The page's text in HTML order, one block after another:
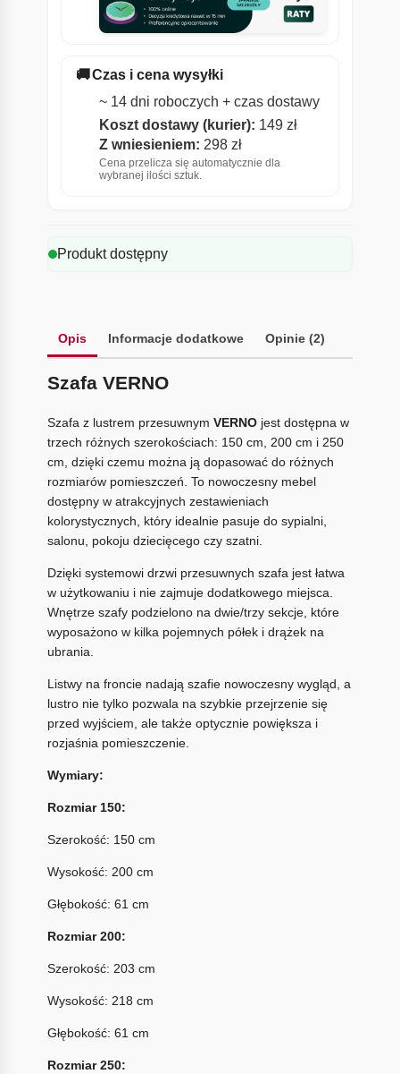
🚚Czas i cena wysyłki
~ 14 dni roboczych + czas dostawy
Koszt dostawy (kurier): 149 zł
Z wniesieniem: 298 zł
Cena przelicza się automatycznie dla
wybranej ilości sztuk.
Produkt dostępny
Opis Informacje dodatkowe Opinie (2)
Szafa VERNO
Szafa z lustrem przesuwnym VERNOjest dostępna w
trzech różnych szerokościach: 150 cm, 200 cm i 250
cm, dzięki czemu można ją dopasować do różnych
rozmiarów pomieszczeń. To nowoczesny mebel
dostępny w atrakcyjnych zestawieniach
kolorystycznych, który idealnie pasuje do sypialni,
salonu, pokoju dziecięcego czy szatni.
Dzięki systemowi drzwi przesuwnych szafa jest łatwa
w użytkowaniu i nie zajmuje dodatkowego miejsca.
Wnętrze szafy podzielono na dwie/trzy sekcje, które
wyposażono w kilka pojemnych półek i drążek na
ubrania.
Listwy na froncie nadają szafie nowoczesny wygląd, a
lustro nie tylko pozwala na szybkie przejrzenie się
przed wyjściem, ale także optycznie powiększa i
rozjaśnia pomieszczenie.
Wymiary:
Rozmiar 150:
Szerokość: 150 cm
Wysokość: 200 cm
Głębokość: 61 cm
Rozmiar 200:
Szerokość: 203 cm
Wysokość: 218 cm
Głębokość: 61 cm
Rozmiar 250: